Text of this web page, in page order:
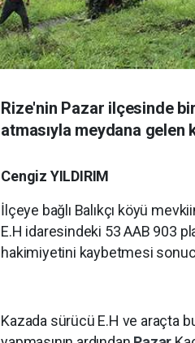
Rize'nin Pazar ilçesinde
atmasıyla meydana gelen
Cengiz YILDIRIM
İlçeye bağlı Balıkçı köyü
E.H idaresindeki 53 AAB 903
hakimiyetini kaybetmesi
Kazada sürücü E.H ve araçta